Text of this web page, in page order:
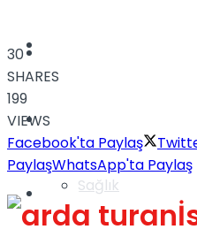
Sağlık
Türkiye
Müzik
30
SHARES
199
VIEWS
Facebook'ta Paylaş
PaylaşWhatsApp'ta Paylaş